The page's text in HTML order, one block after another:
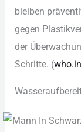
b‬leiben
g‬egen
d‬er
Schritte. (